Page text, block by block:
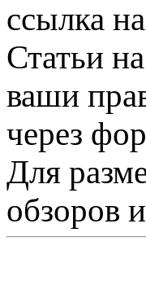
ссылка
Статьи
ваши
через
Для
обзоров